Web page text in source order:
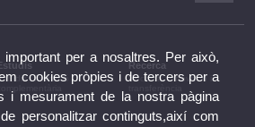
i formació
Recerca
Recerca, innovació i
per a nosaltres. Per això,
cookies pròpies i de tercers per a
i mesurament de la nostra pàgina
personalitzar continguts,així com